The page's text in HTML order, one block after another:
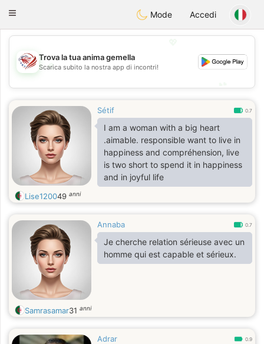
StatesDating
Toggle
Mode Accedi
💖
💕
Trova la tua anima gemella
Scarica subito la nostra app di incontri!
Sétif 0.7
I am a woman with a big heart
.aimable. responsible want to live in
happiness and compréhension, live
is two short to spend it in happiness
and in joyful life
Lise120049 anni
Annaba 0.7
Je cherche relation sérieuse avec un
homme qui est capable et sérieux.
Samrasamar31 anni
Adrar 0.9